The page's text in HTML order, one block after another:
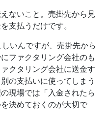
ないこと。売掛先から見
支払うだけです。
いんですが、売掛先から
ファクタリング会社のも
クタリング会社に送金す
の支払いに使ってしまう
現場では「入金されたら
決めておくのが大切で